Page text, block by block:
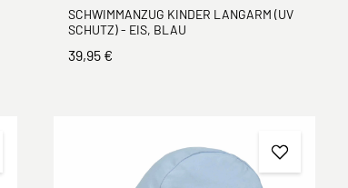
SCHWIMMANZUG KINDER LANGARM (UV
SCHUTZ) - EIS, BLAU
39,95 €